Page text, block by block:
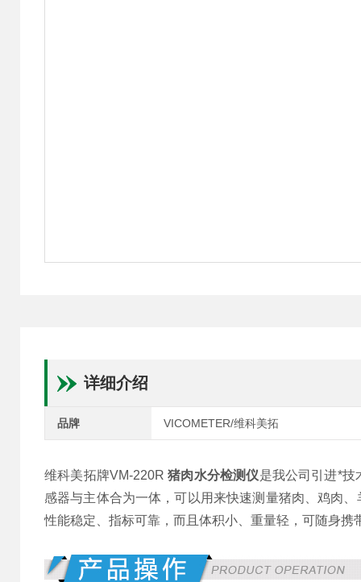
详细介绍
品牌 VICOMETER/维科美拓
维科美拓牌VM-220R猪肉水分检测仪是我公司引进*技
感器与主体合为一体，可以用来快速测量猪肉、鸡肉
性能稳定、指标可靠，而且体积小、重量轻，可随身